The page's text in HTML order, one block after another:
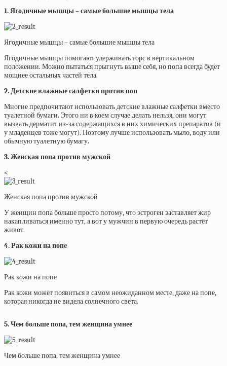
1. Ягодичные мышцы – самые большие мышцы тела
Ягодичные мышцы – самые большие мышцы тела
Ягодичные мышцы помогают удерживать торс в вертикальном
положении. Можно пытаться прыгнуть выше себя, но попа всегда будет
мощнее остальных частей тела.
2. Детские влажные салфетки против поп
Многие предпочитают использовать детские влажные салфетки вместо
туалетной бумаги. Этого ни в коем случае делать нельзя, они могут
вызвать дерматит из-за содержащихся в них химических препаратов (и
у младенцев тоже могут). Поэтому лучше использовать мыло, воду или
обычную туалетную бумагу.
3. Женская попа против мужской
<
Женская попа против мужской
У женщин попа больше просто потому, что эстроген заставляет жир
накапливаться именно тут, а вот у мужчин в первую очередь растёт
живот.
4. Рак кожи на попе
Рак кожи на попе
Рак кожи может появиться в самом неожиданном месте, даже на попе,
которая никогда не видела солнечного света.
5. Чем больше попа, тем женщина умнее
Чем больше попа, тем женщина умнее